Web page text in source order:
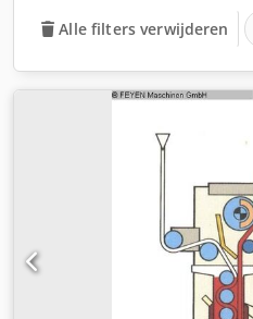
Alle filters verwijderen